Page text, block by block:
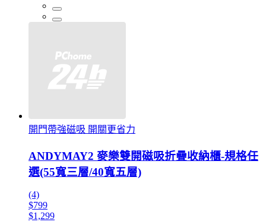
開門帶強磁吸 開關更省力
ANDYMAY2 麥樂雙開磁吸折疊收納櫃-規格任
選(55寬三層/40寬五層)
(4)
$799
$1,299